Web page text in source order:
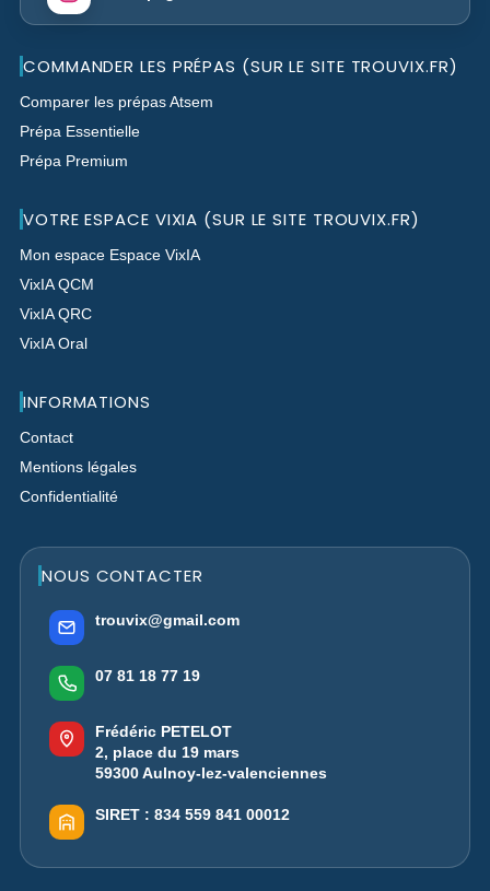
COMMANDER LES PRÉPAS (SUR LE SITE TROUVIX.FR)
Comparer les prépas Atsem
Prépa Essentielle
Prépa Premium
VOTRE ESPACE VIXIA (SUR LE SITE TROUVIX.FR)
Mon espace Espace VixIA
VixIA QCM
VixIA QRC
VixIA Oral
INFORMATIONS
Contact
Mentions légales
Confidentialité
NOUS CONTACTER
trouvix@gmail.com
07 81 18 77 19
Frédéric PETELOT
2, place du 19 mars
59300 Aulnoy-lez-valenciennes
SIRET : 834 559 841 00012